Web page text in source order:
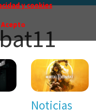
y cookies
Acepto
Noticias